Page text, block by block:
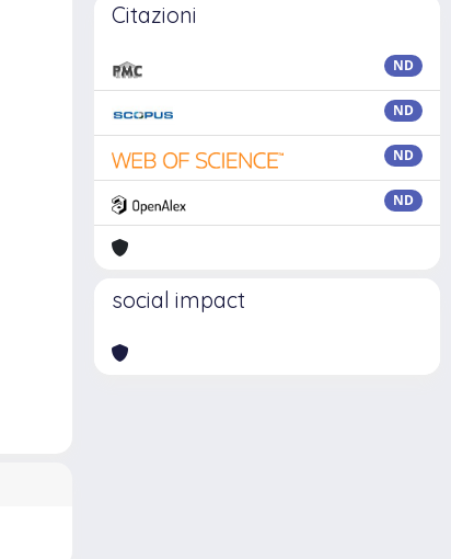
Citazioni
ND
ND
ND
ND
social impact